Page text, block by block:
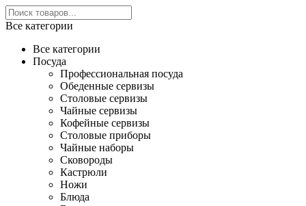
Все категории
Все категории
Посуда
Профессиональная посуда
Обеденные сервизы
Столовые сервизы
Чайные сервизы
Кофейные сервизы
Столовые приборы
Чайные наборы
Сковороды
Кастрюли
Ножи
Блюда